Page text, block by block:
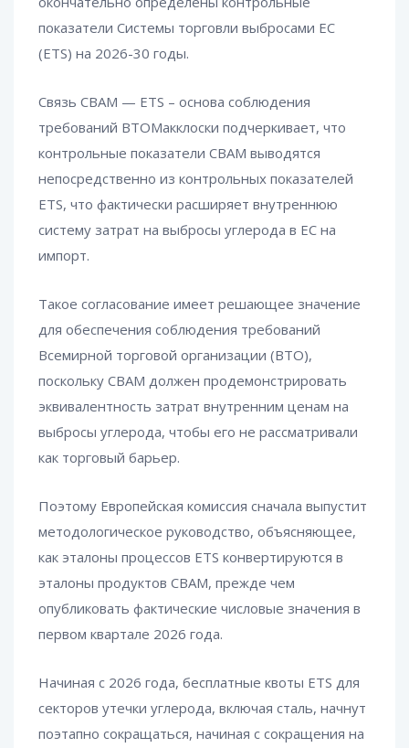
показатели Системы торговли выбросами ЕС
(ETS) на 2026-30 годы.
Связь CBAM — ETS – основа соблюдения
требований ВТОМакклоски подчеркивает, что
контрольные показатели CBAM выводятся
непосредственно из контрольных показателей
ETS, что фактически расширяет внутреннюю
систему затрат на выбросы углерода в ЕС на
импорт.
Такое согласование имеет решающее значение
для обеспечения соблюдения требований
Всемирной торговой организации (ВТО),
поскольку CBAM должен продемонстрировать
эквивалентность затрат внутренним ценам на
выбросы углерода, чтобы его не рассматривали
как торговый барьер.
Поэтому Европейская комиссия сначала выпустит
методологическое руководство, объясняющее,
как эталоны процессов ETS конвертируются в
эталоны продуктов CBAM, прежде чем
опубликовать фактические числовые значения в
первом квартале 2026 года.
Начиная с 2026 года, бесплатные квоты ETS для
секторов утечки углерода, включая сталь, начнут
поэтапно сокращаться, начиная с сокращения на